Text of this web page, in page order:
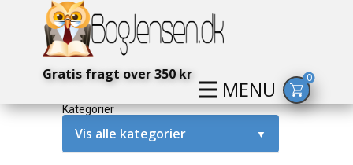
MENU
Gratis fragt over 350 kr 0
Kategorier
Vis alle kategorier ▼